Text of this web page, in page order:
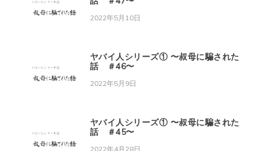
2022年5月10日
ヤバイ人シリーズ① 〜叔母に騙された
話 ＃46〜
2022年5月9日
ヤバイ人シリーズ① 〜叔母に騙された
話 ＃45〜
2022年4月28日